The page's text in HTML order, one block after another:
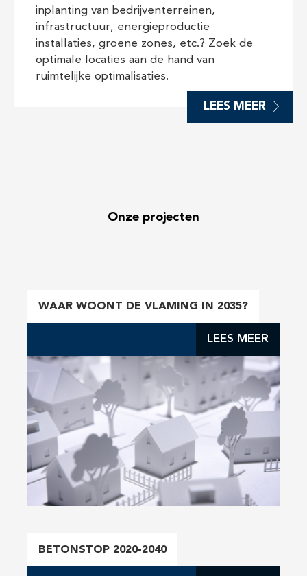
inplanting van bedrijventerreinen,
infrastructuur, energieproductie
installaties, groene zones, etc.? Zoek de
optimale locaties aan de hand van
ruimtelijke optimalisaties.
LEES MEER
Onze projecten
WAAR WOONT DE VLAMING IN 2035?
LEES MEER
BETONSTOP 2020-2040